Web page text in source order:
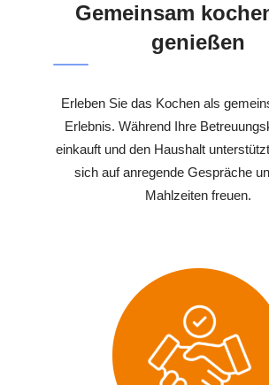
Gemeinsam
genießen
Erleben Sie das Kochen als
Erlebnis. Während Ihre
einkauft und den Haushalt
sich auf anregende Gespräche
Mahlzeiten freuen.